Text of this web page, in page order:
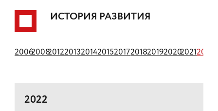
ИСТОРИЯ РАЗВИТИЯ
200620082012201320142015201720182019202020212022
2022